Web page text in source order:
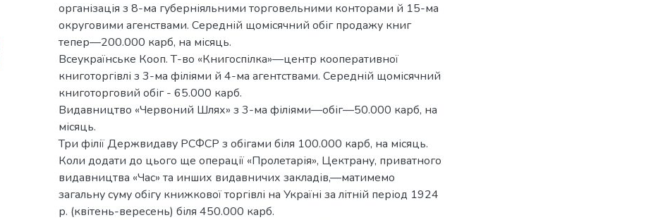
організація з 8-ма губерніяльними торговельними конторами й 15-ма
округовими агенствами. Середній щомісячний обіг продажу книг
тепер—200.000 карб, на місяць.
Всеукраїнське Кооп. Т-во «Книгоспілка»—центр кооперативної
книготоргівлі з 3-ма філіями й 4-ма агентствами. Середній щомісячний
книготорговий обіг - 65.000 карб.
Видавництво «Червоний Шлях» з 3-ма філіями—обіг—50.000 карб, на
місяць.
Три філії Держвидаву РСФСР з обігами біля 100.000 карб, на місяць.
Коли додати до цього ще операції «Пролетарія», Цектрану, приватного
видавництва «Час» та инших видавничих закладів,—матимемо
загальну суму обігу книжкової торгівлі на Україні за літній період 1924
р. (квітень-вересень) біля 450.000 карб.